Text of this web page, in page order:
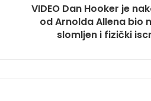
VIDEO Dan Hooker je
od Arnolda Allena bio
slomljen i fizički